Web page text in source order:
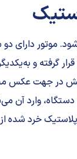
‌شود. موتور
گرفته و
در جهت عکس
وارد
خرد شده